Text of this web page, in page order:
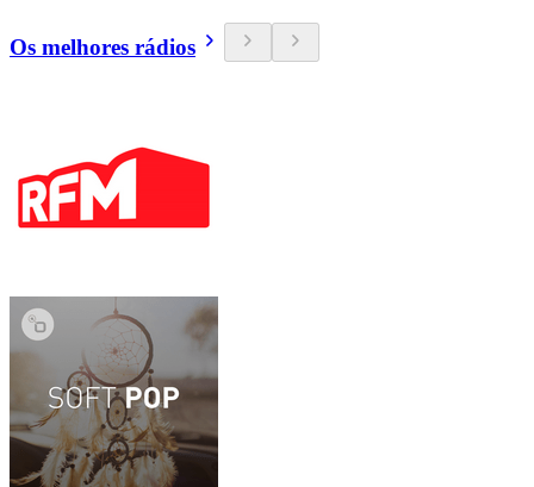
Os melhores rádios